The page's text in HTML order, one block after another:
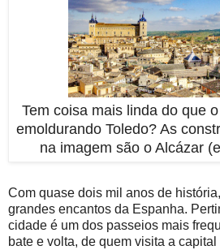
Tem coisa mais linda do que
emoldurando Toledo? As
na imagem são o Alcázar
Com quase dois mil anos de
grandes encantos da Espanha.
cidade é um dos passeios mais
bate e volta, de quem visita a